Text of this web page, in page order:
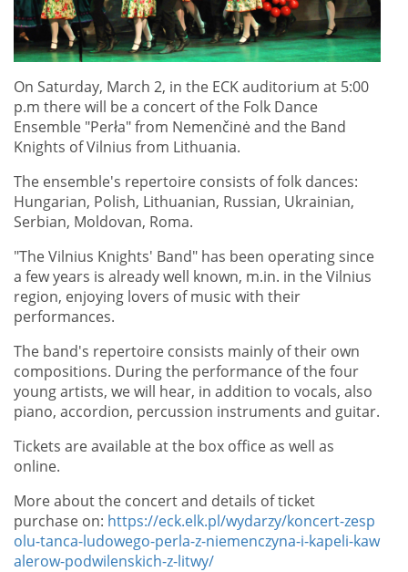
On Saturday, March 2, in the ECK auditorium at 5:00
p.m there will be a concert of the Folk Dance
Ensemble "Perła" from Nemenčinė and the Band
Knights of Vilnius from Lithuania.
The ensemble's repertoire consists of folk dances:
Hungarian, Polish, Lithuanian, Russian, Ukrainian,
Serbian, Moldovan, Roma.
"The Vilnius Knights' Band" has been operating since
a few years is already well known, m.in. in the Vilnius
region, enjoying lovers of music with their
performances.
The band's repertoire consists mainly of their own
compositions. During the performance of the four
young artists, we will hear, in addition to vocals, also
piano, accordion, percussion instruments and guitar.
Tickets are available at the box office as well as
online.
More about the concert and details of ticket
purchase on: https://eck.elk.pl/wydarzy/koncert-zesp
olu-tanca-ludowego-perla-z-niemenczyna-i-kapeli-kaw
alerow-podwilenskich-z-litwy/